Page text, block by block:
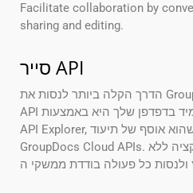
Facilitate collaboration by
sharing and editing.
סייר API
הדרך הקלה ביותר לנסות את GroupDocs.Conversion Cloud
API מיד בדפדפן שלך היא באמצעות GroupDocs Cloud Web
API Explorer, שהוא אוסף של תיעוד Swagger עבור ה-
GroupDocs Cloud APIs. זה מאפשר לך ליצור אינטראקציה ללא